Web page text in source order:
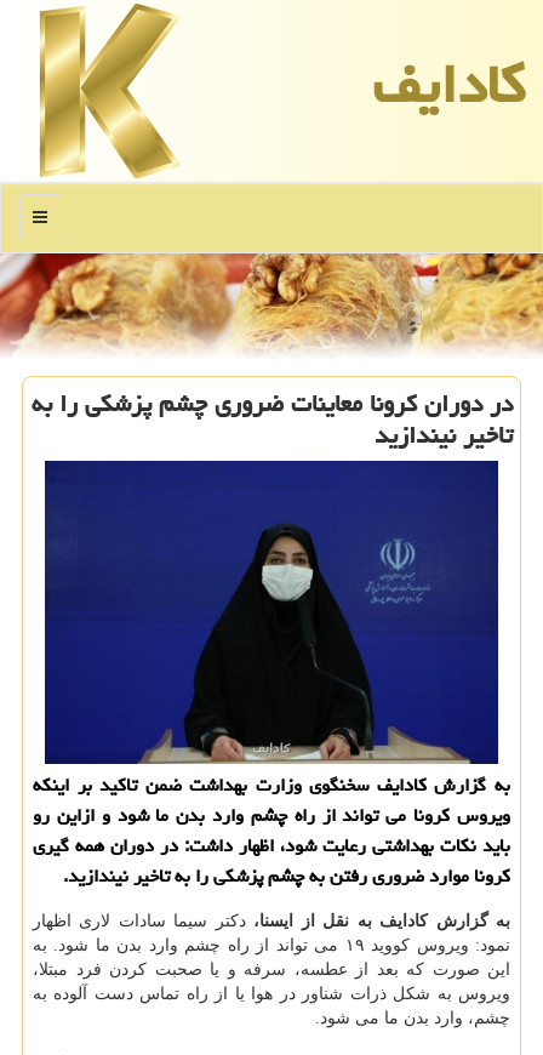
كادایف
منو
در دوران كرونا معاینات ضروری چشم پزشكی را به
تاخیر نیندازید
به گزارش کادایف سخنگوی وزارت بهداشت ضمن تاکید بر اینکه
ویروس کرونا می تواند از راه چشم وارد بدن ما شود و ازاین رو
باید نکات بهداشتی رعایت شود، اظهار داشت: در دوران همه گیری
کرونا موارد ضروری رفتن به چشم پزشکی را به تاخیر نیندازید.
به گزارش کادایف به نقل از ایسنا،دکتر سیما سادات لاری اظهار
نمود: ویروس کووید ۱۹ می تواند از راه چشم وارد بدن ما شود. به
این صورت که بعد از عطسه، سرفه و یا صحبت کردن فرد مبتلا،
ویروس به شکل ذرات شناور در هوا یا از راه تماس دست آلوده به
چشم، وارد بدن ما می شود.